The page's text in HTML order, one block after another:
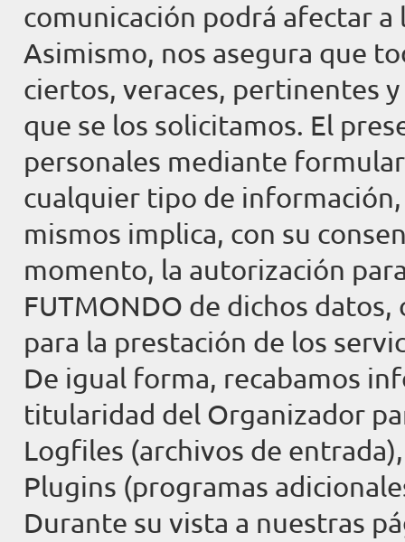
comunicación podrá afectar
Asimismo, nos asegura que
ciertos, veraces, pertinentes
que se los solicitamos. El
personales mediante
cualquier tipo de
mismos implica, con su
momento, la autorización
FUTMONDO de dichos
para la prestación de los
De igual forma, recabamos
titularidad del Organizador
Logfiles (archivos de
Plugins (programas
Durante su vista a nuestras